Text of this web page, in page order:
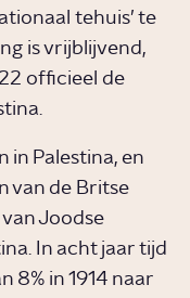
tehuis’ te
is vrijblijvend,
officieel de
in Palestina, en
van de Britse
Joodse
In acht jaar tijd
8% in 1914 naar